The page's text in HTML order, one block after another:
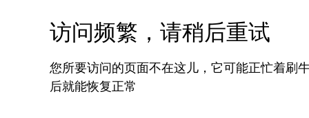
访问频繁，请稍后重试
您所要访问的页面不在这儿，它可能正忙着刷
后就能恢复正常